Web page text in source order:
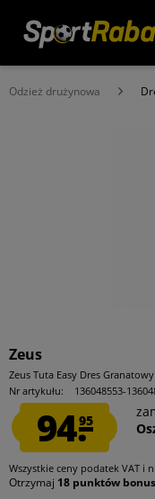
Odzież drużynowa
Zeus
Zeus Tuta Easy Dres
Nr artykułu:
136048553-
94.95
Wszystkie ceny podatek VAT i
Otrzymaj 18 punktów